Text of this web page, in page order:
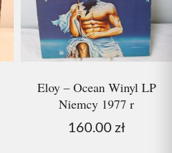
Eloy – Ocean Winyl LP
Niemcy 1977 r
160.00 zł